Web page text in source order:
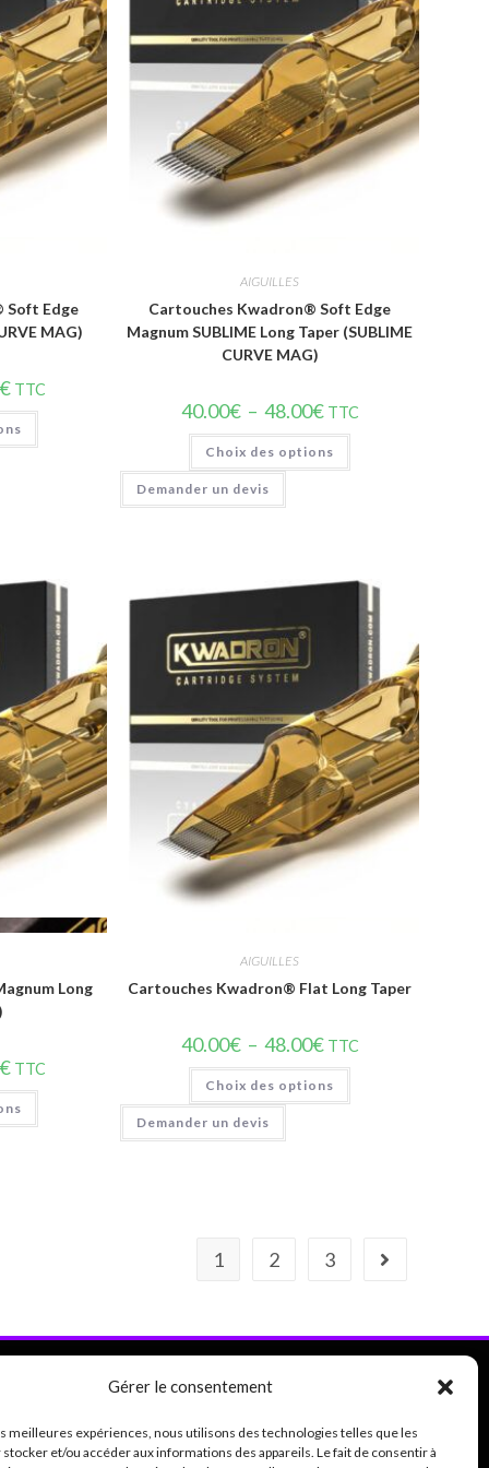
Gérer le consentement
meilleures expériences, nous utilisons des technologies telles que les
et/ou accéder aux informations des appareils. Le fait de consentir à
Soft Edge
MAG)
€ TTC
AIGUILLES
Cartouches Kwadron® Soft Edge
Magnum SUBLIME Long Taper (SUBLIME
CURVE MAG)
40.00€ – 48.00€ TTC
Choix des options
Demander un devis
Long
€ TTC
AIGUILLES
Cartouches Kwadron® Flat Long Taper
40.00€ – 48.00€ TTC
Choix des options
Demander un devis
1 2 3
Suivez-nous sur